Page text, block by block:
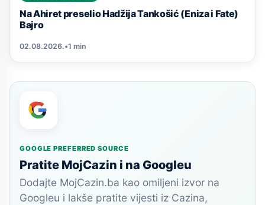
Na Ahiret preselio Hadžija Tankošić (Eniza i Fate)
Bajro
02.08.2026.•1 min
GOOGLE PREFERRED SOURCE
Pratite MojCazin i na Googleu
Dodajte MojCazin.ba kao omiljeni izvor na
Googleu i lakše pratite vijesti iz Cazina,